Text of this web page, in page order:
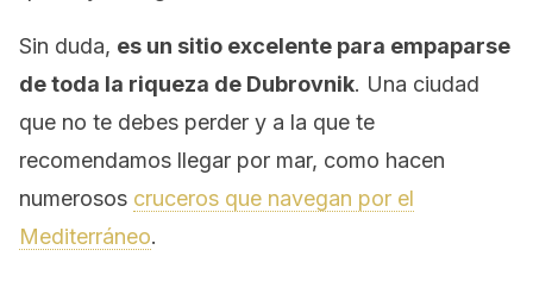
Sin duda, es un sitio excelente para empaparse
de toda la riqueza de Dubrovnik. Una ciudad
que no te debes perder y a la que te
recomendamos llegar por mar, como hacen
numerosos cruceros que navegan por el
Mediterráneo.